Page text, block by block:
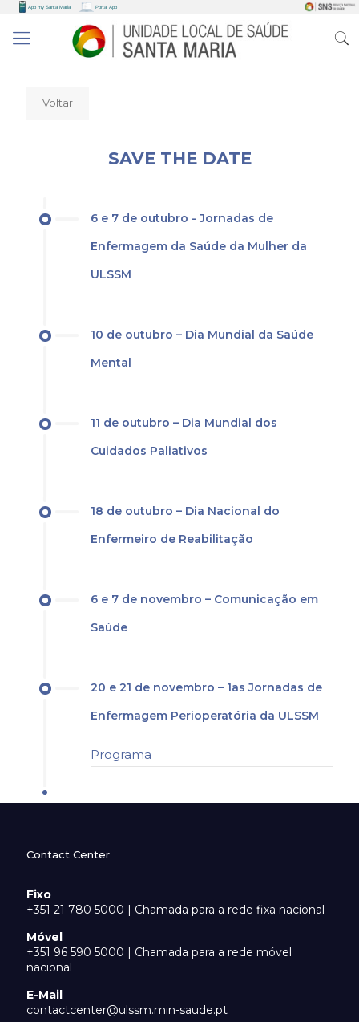
Voltar
SAVE THE DATE
6 e 7 de outubro - Jornadas de
Enfermagem da Saúde da Mulher da
ULSSM
10 de outubro – Dia Mundial da Saúde
Mental
11 de outubro – Dia Mundial dos
Cuidados Paliativos
18 de outubro – Dia Nacional do
Enfermeiro de Reabilitação
6 e 7 de novembro – Comunicação em
Saúde
20 e 21 de novembro – 1as Jornadas de
Enfermagem Perioperatória da ULSSM
Programa
Contact Center
Fixo
+351 21 780 5000 | Chamada para a rede fixa nacional
Móvel
+351 96 590 5000 | Chamada para a rede móvel
nacional
E-Mail
contactcenter@ulssm.min-saude.pt